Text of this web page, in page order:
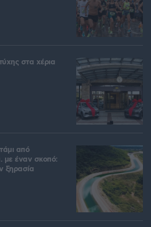
στα χέρια
από
με έναν σκοπό:
ξηρασία